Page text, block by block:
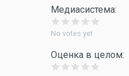
Медиасистема:
No votes yet
Оценка в целом: